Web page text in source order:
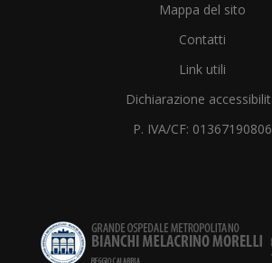
Mappa del sito
Contatti
Link utili
Dichiarazione
P. IVA/CF: 01367190806